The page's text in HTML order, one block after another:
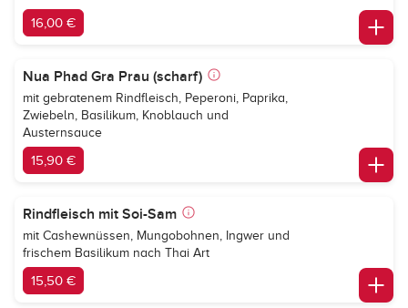
16,00 €
Nua Phad Gra Prau (scharf)
mit gebratenem Rindfleisch, Peperoni, Paprika,
Zwiebeln, Basilikum, Knoblauch und
Austernsauce
15,90 €
Rindfleisch mit Soi-Sam
mit Cashewnüssen, Mungobohnen, Ingwer und
frischem Basilikum nach Thai Art
15,50 €